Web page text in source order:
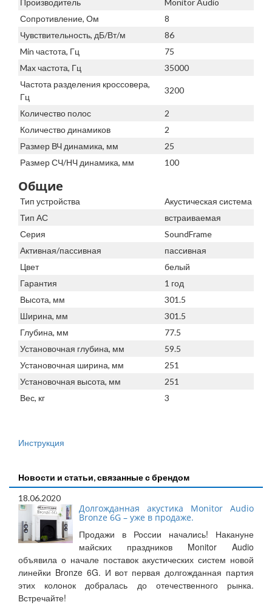
Производитель
Monitor Audio
Сопротивление, Ом
8
Чувствительность, дБ/Вт/м
86
Min частота, Гц
75
Max частота, Гц
35000
Частота разделения кроссовера,
Гц
3200
Количество полос
2
Количество динамиков
2
Размер ВЧ динамика, мм
25
Размер СЧ/НЧ динамика, мм
100
Общие
Тип устройства
Акустическая система
Тип АС
встраиваемая
Серия
SoundFrame
Активная/пассивная
пассивная
Цвет
белый
Гарантия
1 год
Высота, мм
301.5
Ширина, мм
301.5
Глубина, мм
77.5
Установочная глубина, мм
59.5
Установочная ширина, мм
251
Установочная высота, мм
251
Вес, кг
3
Инструкция
Новости и статьи, связанные с брендом
18.06.2020
Долгожданная акустика Monitor Audio
Bronze 6G – уже в продаже.
Продажи в России начались! Накануне
майских праздников Monitor Audio
объявила о начале поставок акустических систем новой
линейки Bronze 6G. И вот первая долгожданная партия
этих колонок добралась до отечественного рынка.
Встречайте!